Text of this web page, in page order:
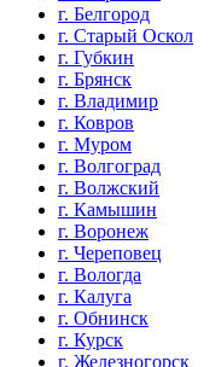
г. Белгород
г. Старый Оскол
г. Губкин
г. Брянск
г. Владимир
г. Ковров
г. Муром
г. Волгоград
г. Волжский
г. Камышин
г. Воронеж
г. Череповец
г. Вологда
г. Калуга
г. Обнинск
г. Курск
г. Железногорск